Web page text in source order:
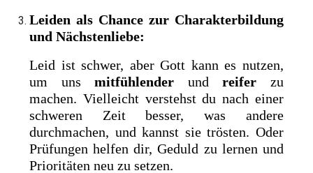
Leiden als Chance zur Charakterbildung
und Nächstenliebe:
Leid ist schwer, aber Gott kann es nutzen,
um unsmitfühlender undreifer zu
machen. Vielleicht verstehst du nach einer
schweren Zeit besser, was andere
durchmachen, und kannst sie trösten. Oder
Prüfungen helfen dir, Geduld zu lernen und
Prioritäten neu zu setzen.